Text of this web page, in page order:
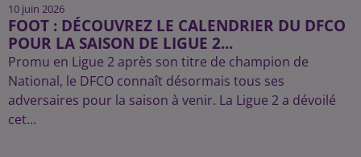
10 juin 2026
FOOT : DÉCOUVREZ LE CALENDRIER DU DFCO
POUR LA SAISON DE LIGUE 2...
Promu en Ligue 2 après son titre de champion de
National, le DFCO connaît désormais tous ses
adversaires pour la saison à venir. La Ligue 2 a dévoilé
cet...